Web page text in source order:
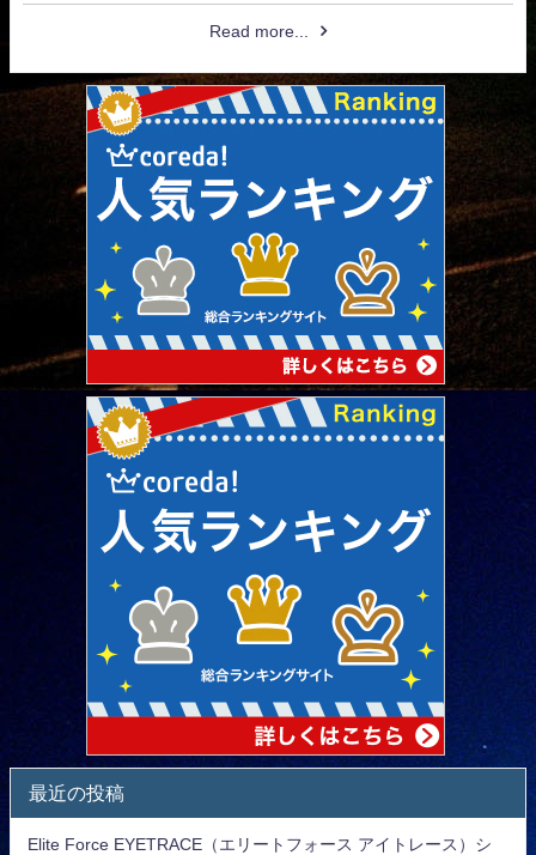
Read more...
最近の投稿
Elite Force EYETRACE（エリートフォース アイトレース）シ